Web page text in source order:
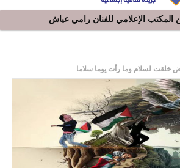
الإعلامي للفنان رامي عياش
الدولي: رؤوف ماهر يتالق و يشد الجمهور
خلقت لسلام وما رأت يوما سلاما